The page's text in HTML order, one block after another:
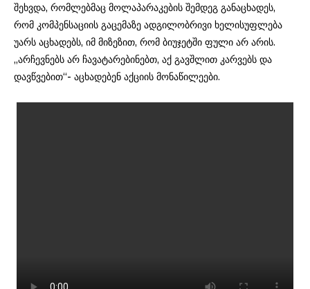
შეხვდა, რომლებმაც მოლაპარაკების შემდეგ განაცხადეს,
რომ კომპენსაციის გაცემაზე ადგილობრივი ხელისუფლება
უარს აცხადებს, იმ მიზეზით, რომ ბიუჯეტში ფული არ არის.
„არჩევნებს არ ჩავატარებინებთ, აქ გავშლით კარვებს და
დავწვებით“- აცხადებენ აქციის მონაწილეები.